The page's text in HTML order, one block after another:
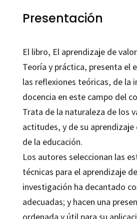
Presentación
El libro, El aprendizaje de
Teoría y práctica, presenta el
las reflexiones teóricas, de la
docencia en este campo del
Trata de la naturaleza de los
actitudes, y de su
de la educación.
Los autores seleccionan las
técnicas para el aprendizaje
investigación ha decantado
adecuadas; y hacen una